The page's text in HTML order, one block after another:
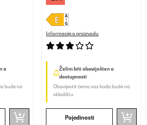
o
bude na
Informacije o proizvodu
Želim biti obaviješten o
dostupnosti
Obavijestit ćemo vas kada bude na
skladištu.
Pojedinosti